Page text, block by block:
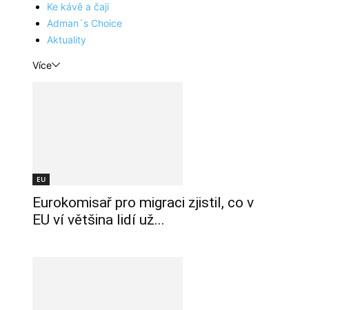
Ke kávě a čaji
Adman´s Choice
Aktuality
Více
EU
Eurokomisař pro migraci zjistil, co v
EU ví většina lidí už...